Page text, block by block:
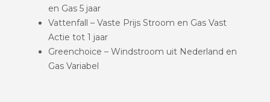
en Gas 5 jaar
Vattenfall – Vaste Prijs Stroom en Gas Vast
Actie tot 1 jaar
Greenchoice – Windstroom uit Nederland en
Gas Variabel